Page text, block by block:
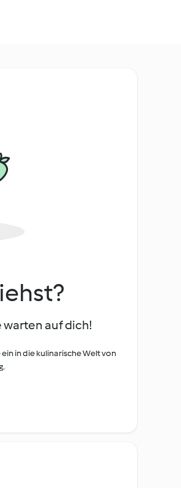
warten auf dich!
in die kulinarische Welt von